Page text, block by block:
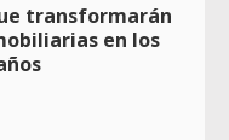
transformarán
en los